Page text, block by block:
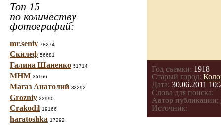
Топ 15
по количеству
фотографий:
mr.seniv 78274
Скилеф 56681
Галина Шаненко 51714
МНМ 35166
Магаз Анатолий 32292
Grozniy 22990
Crakodil 19166
haratoshka 17292
Год съемки: 1918
Старый город:
Дата: 30.06.2011
Слова для поиска:
Автор публикации:
Источник: